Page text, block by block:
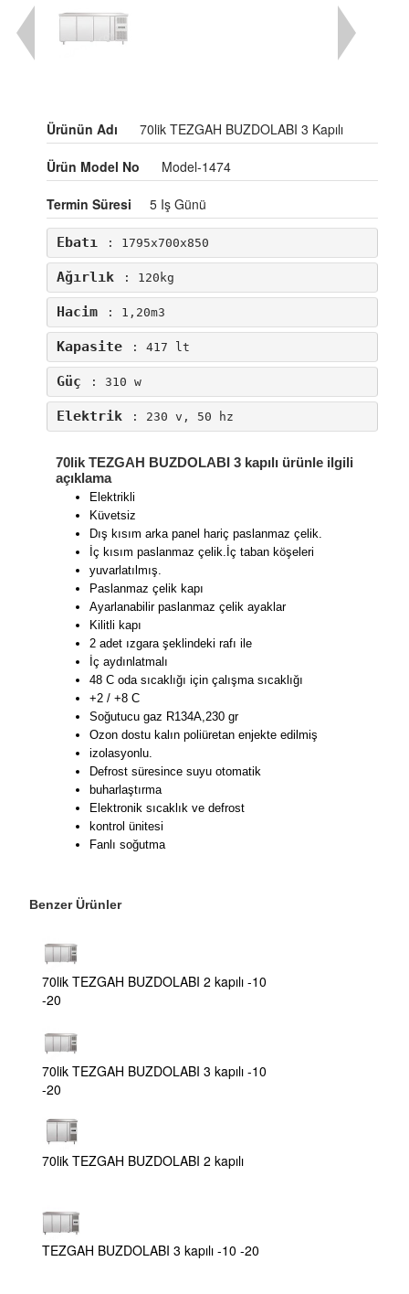
Ürünün Adı 70lik TEZGAH BUZDOLABI 3 Kapılı
Ürün Model No Model-1474
Termin Süresi 5 Iş Günü
Ebatı : 1795x700x850
Ağırlık : 120kg
Hacim : 1,20m3
Kapasite : 417 lt
Güç : 310 w
Elektrik : 230 v, 50 hz
70lik TEZGAH BUZDOLABI 3 kapılı ürünle ilgili
açıklama
Elektrikli
Küvetsiz
Dış kısım arka panel hariç paslanmaz çelik.
İç kısım paslanmaz çelik.İç taban köşeleri
yuvarlatılmış.
Paslanmaz çelik kapı
Ayarlanabilir paslanmaz çelik ayaklar
Kilitli kapı
2 adet ızgara şeklindeki rafı ile
İç aydınlatmalı
48 C oda sıcaklığı için çalışma sıcaklığı
+2 / +8 C
Soğutucu gaz R134A,230 gr
Ozon dostu kalın poliüretan enjekte edilmiş
izolasyonlu.
Defrost süresince suyu otomatik
buharlaştırma
Elektronik sıcaklık ve defrost
kontrol ünitesi
Fanlı soğutma
Benzer Ürünler
70lik TEZGAH BUZDOLABI 2 kapılı -10
-20
70lik TEZGAH BUZDOLABI 3 kapılı -10
-20
70lik TEZGAH BUZDOLABI 2 kapılı
TEZGAH BUZDOLABI 3 kapılı -10 -20